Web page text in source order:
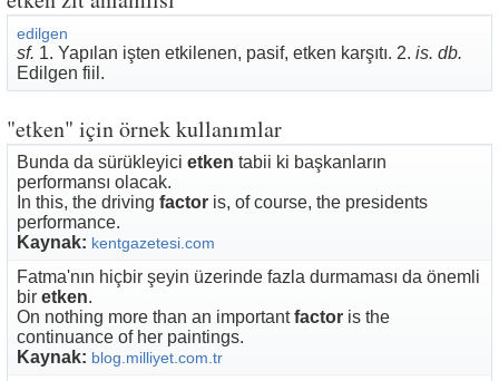
edilgen
sf. 1. Yapılan işten etkilenen, pasif, etken karşıtı. 2. is. db.
Edilgen fiil.
"etken" için örnek kullanımlar
Bunda da sürükleyici etken tabii ki başkanların
performansı olacak.
In this, the driving factor is, of course, the presidents
performance.
Kaynak: kentgazetesi.com
Fatma'nın hiçbir şeyin üzerinde fazla durmaması da önemli
bir etken.
On nothing more than an importantfactor is the
continuance of her paintings.
Kaynak: blog.milliyet.com.tr